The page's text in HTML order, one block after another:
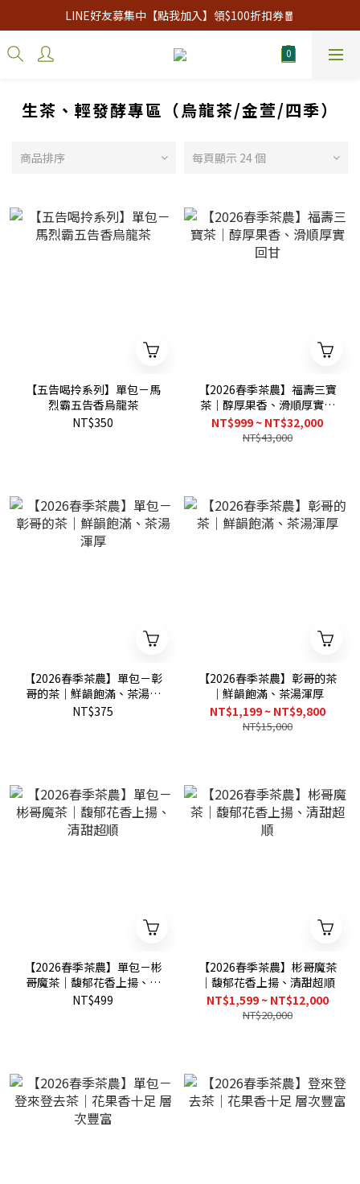
LINE好友募集中【點我加入】領$100折扣券🧧
生茶、輕發酵專區（烏龍茶/金萱/四季）
商品排序 每頁顯示 24 個
【五告喝拎系列】單包－馬
烈霸五告香烏龍茶
NT$350
【2026春季茶農】福壽三寶
茶｜醇厚果香、滑順厚實回
甘
NT$999 ~ NT$32,000
NT$43,000
【2026春季茶農】單包－彰
哥的茶｜鮮韻飽滿、茶湯渾
厚
NT$375
【2026春季茶農】彰哥的茶
｜鮮韻飽滿、茶湯渾厚
NT$1,199 ~ NT$9,800
NT$15,000
【2026春季茶農】單包－彬
哥魔茶｜馥郁花香上揚、清
甜超順
NT$499
【2026春季茶農】彬哥魔茶
｜馥郁花香上揚、清甜超順
NT$1,599 ~ NT$12,000
NT$20,000